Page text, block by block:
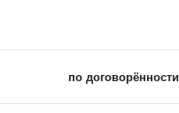
по договорённости